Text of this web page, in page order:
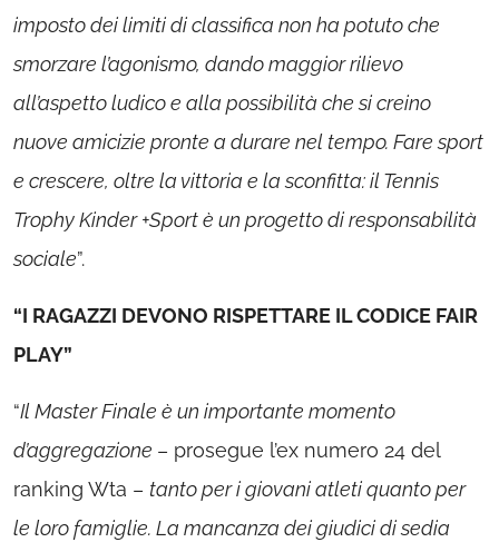
imposto dei limiti di classifica non ha potuto che
smorzare l’agonismo, dando maggior rilievo
all’aspetto ludico e alla possibilità che si creino
nuove amicizie pronte a durare nel tempo. Fare sport
e crescere, oltre la vittoria e la sconfitta: il Tennis
Trophy Kinder +Sport è un progetto di responsabilità
sociale”.
“I RAGAZZI DEVONO RISPETTARE IL CODICE FAIR
PLAY”
“Il Master Finale è un importante momento
d’aggregazione – prosegue l’ex numero 24 del
ranking Wta – tanto per i giovani atleti quanto per
le loro famiglie. La mancanza dei giudici di sedia